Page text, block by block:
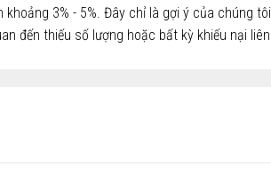
3% - 5%. Đây chỉ là gợi ý của chúng
đến thiếu số lượng hoặc bất kỳ khiếu nại